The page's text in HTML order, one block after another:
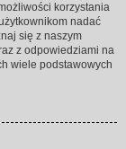
korzystania
nadać
się z naszym
z odpowiedziami na
wiele podstawowych